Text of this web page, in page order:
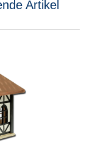
Artikel